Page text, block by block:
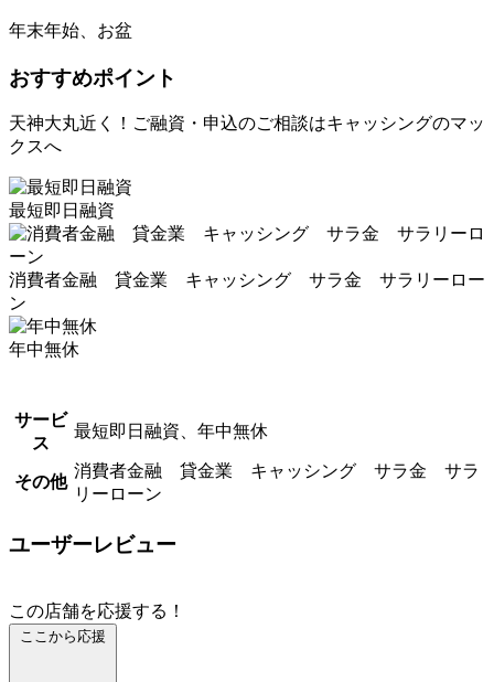
年末年始、お盆
おすすめポイント
天神大丸近く！ご融資・申込のご相談はキャッシングのマッ
クスへ
最短即日融資
消費者金融 貸金業 キャッシング サラ金 サラリーロー
ン
年中無休
サービ
ス
最短即日融資、年中無休
その他
消費者金融 貸金業 キャッシング サラ金 サラ
リーローン
ユーザーレビュー
この店舗を応援する！
ここから応援